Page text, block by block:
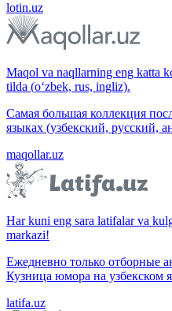
lotin.uz
Maqol va naqllarning eng katta
tilda (o‘zbek, rus, ingliz).
Самая большая коллекция
языках (узбекский, русский,
maqollar.uz
Har kuni eng sara latifalar va
markazi!
Ежедневно только отборные
Кузница юмора на узбекском
latifa.uz